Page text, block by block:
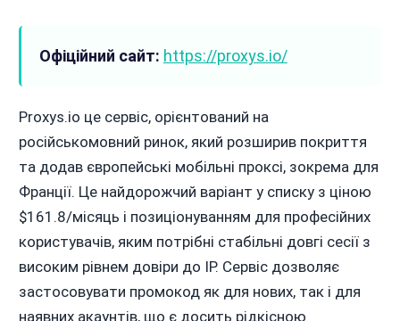
Офіційний сайт: https://proxys.io/
Proxys.io це сервіс, орієнтований на
російськомовний ринок, який розширив покриття
та додав європейські мобільні проксі, зокрема для
Франції. Це найдорожчий варіант у списку з ціною
$161.8/місяць і позиціонуванням для професійних
користувачів, яким потрібні стабільні довгі сесії з
високим рівнем довіри до IP. Сервіс дозволяє
застосовувати промокод як для нових, так і для
наявних акаунтів, що є досить рідкісною